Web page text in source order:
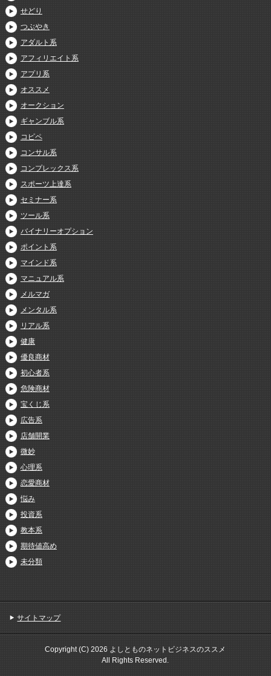
せどり
つぶやき
アダルト系
アフィリエイト系
アプリ系
オススメ
オークション
ギャンブル系
コピペ
コンサル系
コンプレックス系
スポーツ上達系
セミナー系
ツール系
バイナリーオプション
ポイント系
マインド系
マニュアル系
メルマガ
メンタル系
リアル系
健康
優良商材
初心者系
危険商材
宝くじ系
広告系
店舗開業
微妙
心理系
恋愛商材
悩み
投資系
教本系
期待値高め
未分類
サイトマップ
Copyright (C) 2026 よしとものネットビジネスのススメ
All Rights Reserved.